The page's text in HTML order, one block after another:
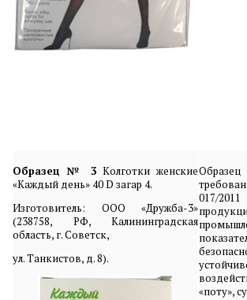
Образец № 3Колготки женские
«Каждый день» 40 D загар 4.
Изготовитель: ООО «Дружба-3»
(238758, РФ, Калининградская
область, г. Советск,
ул. Танкистов, д. 8).
017/
«поту»,